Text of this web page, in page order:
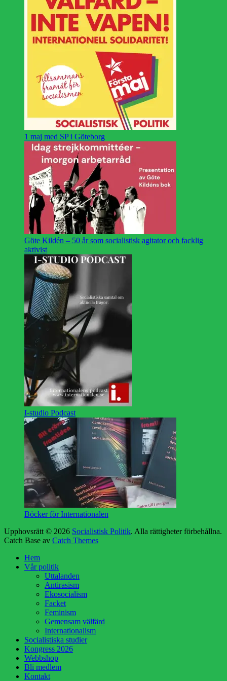
1 maj med SP i Göteborg
Göte Kildén – 50 år som socialistisk agitator och facklig
aktivist
I-studio Podcast
Böcker för Internationalen
Upphovsrätt © 2026 Socialistisk Politik. Alla rättigheter förbehållna.
Catch Base av Catch Themes
Hem
Vår politik
Uttalanden
Antirasism
Ekosocialism
Facket
Feminism
Gemensam välfärd
Internationalism
Socialistiska studier
Kongress 2026
Webbshop
Bli medlem
Kontakt